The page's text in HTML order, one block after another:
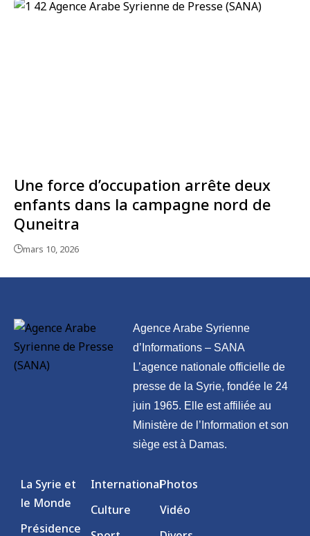
Une force d’occupation arrête deux
enfants dans la campagne nord de
Quneitra
mars 10, 2026
Agence Arabe Syrienne
d’Informations – SANA
L’agence nationale officielle de
presse de la Syrie, fondée le 24
juin 1965. Elle est affiliée au
Ministère de l’Information et son
siège est à Damas.
La Syrie et
le Monde
Présidence
International
Culture
Photos
Vidéo